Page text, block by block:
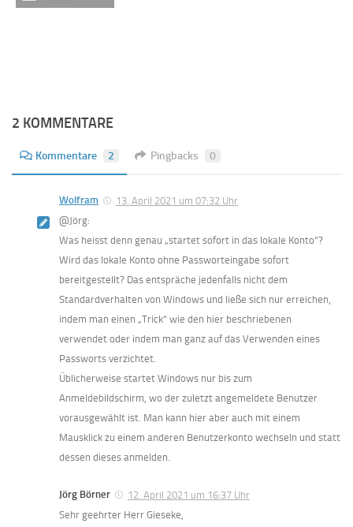
2 KOMMENTARE
Kommentare 2 Pingbacks 0
Wolfram
13. April 2021 um 07:32 Uhr
@Jörg:
Was heisst denn genau „startet sofort in das lokale Konto“?
Wird das lokale Konto ohne Passworteingabe sofort
bereitgestellt? Das entspräche jedenfalls nicht dem
Standardverhalten von Windows und ließe sich nur erreichen,
indem man einen „Trick“ wie den hier beschriebenen
verwendet oder indem man ganz auf das Verwenden eines
Passworts verzichtet.
Üblicherweise startet Windows nur bis zum
Anmeldebildschirm, wo der zuletzt angemeldete Benutzer
vorausgewählt ist. Man kann hier aber auch mit einem
Mausklick zu einem anderen Benutzerkonto wechseln und statt
dessen dieses anmelden.
Jörg Börner
12. April 2021 um 16:37 Uhr
Sehr geehrter Herr Gieseke,